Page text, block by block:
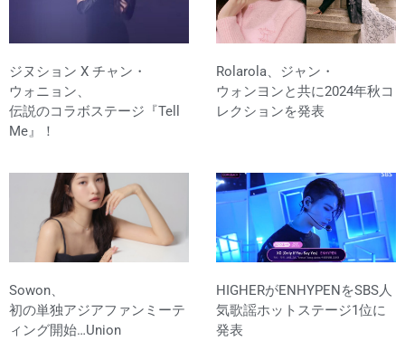
ジヌション X チャン・
ウォニョン、
伝説のコラボステージ『Tell
Me』！
Rolarola、ジャン・
ウォンヨンと共に2024年秋コ
レクションを発表
Sowon、
初の単独アジアファンミーテ
ィング開始…Union
HIGHERがENHYPENをSBS人
気歌謡ホットステージ1位に
発表